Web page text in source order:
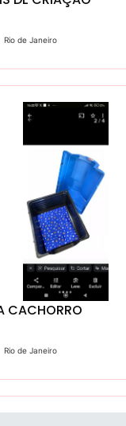
Rio de Janeiro
CACHORRO
Rio de Janeiro